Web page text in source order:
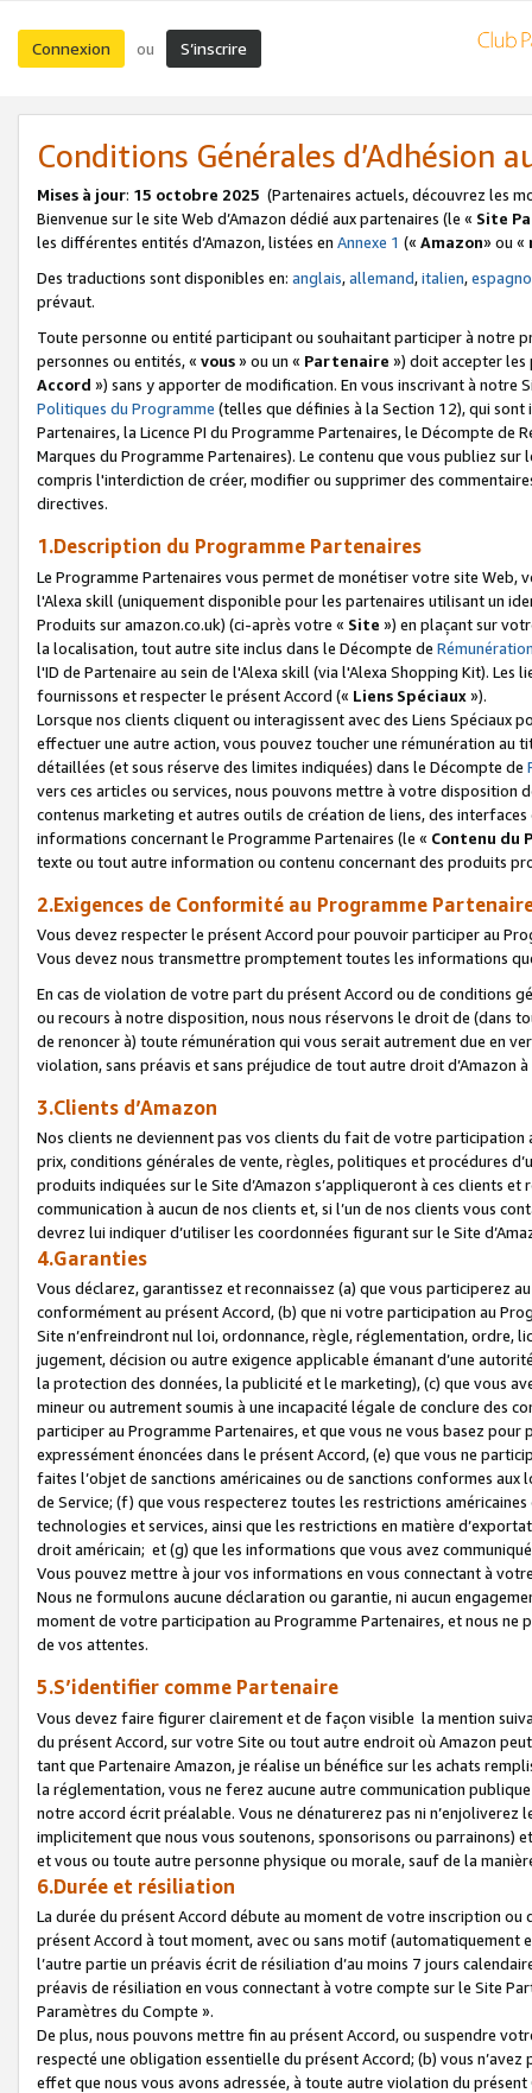
Connexion ou S’inscrire
Conditions Générales d’Adhésion
Mises à jour: 15 octobre 2025 (Partenaires actuels, découvrez les
Bienvenue sur le site Web d’Amazon dédié aux partenaires (le « Site
les différentes entités d’Amazon, listées en Annexe 1 (« Amazon» ou «
Des traductions sont disponibles en: anglais,allemand,italien,
prévaut.
Toute personne ou entité participant ou souhaitant participer à notre
personnes ou entités, « vous» ou un « Partenaire ») doit accepter les
Accord ») sans y apporter de modification. En vous inscrivant à notre
Politiques du Programme (telles que définies à la Section 12), qui
Partenaires, la Licence PI du Programme Partenaires, le Décompte de
Marques du Programme Partenaires). Le contenu que vous publiez
compris l'interdiction de créer, modifier ou supprimer des
directives.
1.Description du Programme Partenaires
Le Programme Partenaires vous permet de monétiser votre site Web,
l'Alexa skill (uniquement disponible pour les partenaires utilisant un
Produits sur amazon.co.uk) (ci-après votre « Site ») en plaçant sur
la localisation, tout autre site inclus dans le Décompte de
l'ID de Partenaire au sein de l'Alexa skill (via l'Alexa Shopping Kit).
fournissons et respecter le présent Accord (« Liens Spéciaux»).
Lorsque nos clients cliquent ou interagissent avec des Liens Spéciaux
effectuer une autre action, vous pouvez toucher une rémunération
détaillées (et sous réserve des limites indiquées) dans le Décompte de
vers ces articles ou services, nous pouvons mettre à votre disposition
contenus marketing et autres outils de création de liens, des
informations concernant le Programme Partenaires (le « Contenu du
texte ou tout autre information ou contenu concernant des produits
2.Exigences de Conformité au Programme
Vous devez respecter le présent Accord pour pouvoir participer au
Vous devez nous transmettre promptement toutes les informations
En cas de violation de votre part du présent Accord ou de conditions
ou recours à notre disposition, nous nous réservons le droit de (dans
de renoncer à) toute rémunération qui vous serait autrement due en
violation, sans préavis et sans préjudice de tout autre droit
3.Clients d’Amazon
Nos clients ne deviennent pas vos clients du fait de votre
prix, conditions générales de vente, règles, politiques et procédures
produits indiquées sur le Site d’Amazon s’appliqueront à ces clients
communication à aucun de nos clients et, si l’un de nos clients vous
devrez lui indiquer d’utiliser les coordonnées figurant sur le Site
4.Garanties
Vous déclarez, garantissez et reconnaissez (a) que vous participerez
conformément au présent Accord, (b) que ni votre participation au
Site n’enfreindront nul loi, ordonnance, règle, réglementation, ordre,
jugement, décision ou autre exigence applicable émanant d’une
la protection des données, la publicité et le marketing), (c) que vous
mineur ou autrement soumis à une incapacité légale de conclure des
participer au Programme Partenaires, et que vous ne vous basez
expressément énoncées dans le présent Accord, (e) que vous ne
faites l’objet de sanctions américaines ou de sanctions conformes
de Service; (f) que vous respecterez toutes les restrictions
technologies et services, ainsi que les restrictions en matière
droit américain; et (g) que les informations que vous avez
Vous pouvez mettre à jour vos informations en vous connectant à
Nous ne formulons aucune déclaration ou garantie, ni aucun
moment de votre participation au Programme Partenaires, et nous
de vos attentes.
5.S’identifier comme Partenaire
Vous devez faire figurer clairement et de façon visible la mention
du présent Accord, sur votre Site ou tout autre endroit où Amazon
tant que Partenaire Amazon, je réalise un bénéfice sur les achats
la réglementation, vous ne ferez aucune autre communication
notre accord écrit préalable. Vous ne dénaturerez pas ni
implicitement que nous vous soutenons, sponsorisons ou parrainons)
et vous ou toute autre personne physique ou morale, sauf de la
6.Durée et résiliation
La durée du présent Accord débute au moment de votre inscription
présent Accord à tout moment, avec ou sans motif (automatiquement
l’autre partie un préavis écrit de résiliation d’au moins 7 jours
préavis de résiliation en vous connectant à votre compte sur le Site
Paramètres du Compte ».
De plus, nous pouvons mettre fin au présent Accord, ou suspendre
respecté une obligation essentielle du présent Accord; (b) vous
effet que nous vous avons adressée, à toute autre violation du